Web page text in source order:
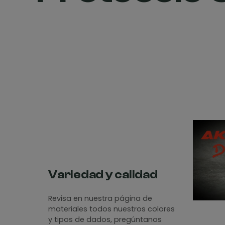
Variedad y calidad
Revisa en nuestra página de
materiales todos nuestros colores
y tipos de dados, pregúntanos